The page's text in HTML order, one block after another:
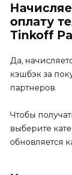
оплату
Tinkoff
Да,
кэшбэк за
партнеров.
Чтобы
выберите
обновляется